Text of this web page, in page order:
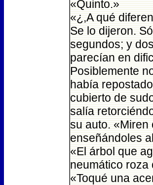
«Quinto.»
«¿,A qué
Se lo dijeron.
segundos; y
parecían en
Posiblemente
había
cubierto de
salía
su auto. «Miren
enseñándoles
«El árbol que
neumático
«Toqué una